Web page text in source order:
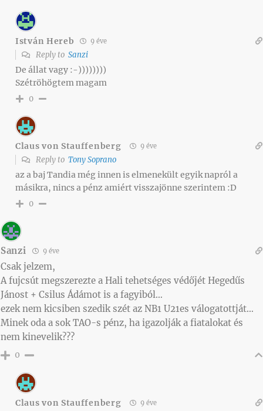
István Hereb 9 éve
Reply to Sanzi
De állat vagy :-))))))))
Szétröhögtem magam
0
Claus von Stauffenberg 9 éve
Reply to Tony Soprano
az a baj Tandia még innen is elmenekült egyik napról a
másikra, nincs a pénz amiért visszajönne szerintem :D
0
Sanzi 9 éve
Csak jelzem,
A fujcsút megszerezte a Hali tehetséges védőjét Hegedűs
Jánost + Csilus Ádámot is a fagyiból…
ezek nem kicsiben szedik szét az NB1 U21es válogatottját…
Minek oda a sok TAO-s pénz, ha igazolják a fiatalokat és
nem kinevelik???
0
Claus von Stauffenberg 9 éve